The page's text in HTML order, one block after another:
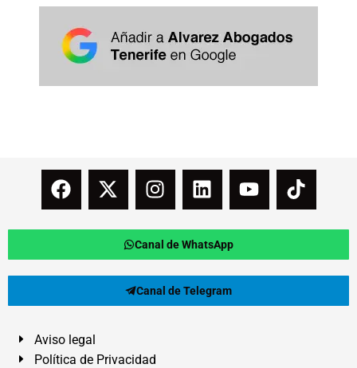
Canal de WhatsApp
Canal de Telegram
Aviso legal
Política de Privacidad